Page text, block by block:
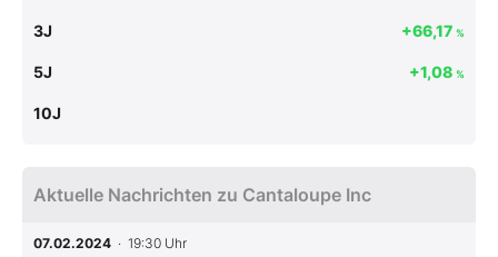
3J +66,17 %
5J +1,08 %
10J
Aktuelle Nachrichten zu Cantaloupe Inc
07.02.2024 · 19:30 Uhr